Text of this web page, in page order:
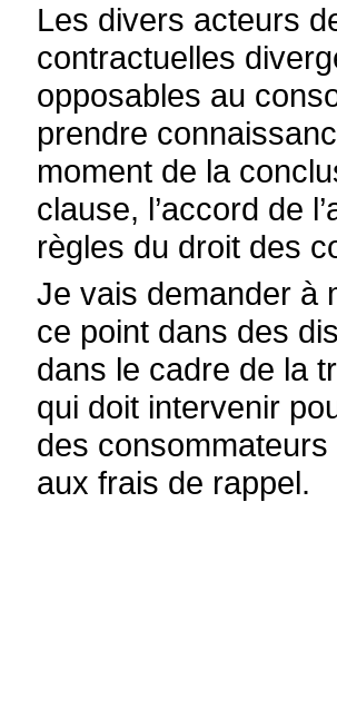
Les divers acteurs
contractuelles
opposables au
prendre
moment de la
clause, l’accord de
règles du droit des
Je vais demander à
ce point dans des
dans le cadre de la
qui doit intervenir
des
aux frais de rappel.